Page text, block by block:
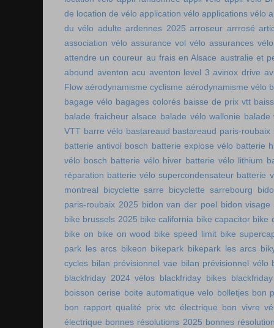
de location de vélo application vélo applications vélo
du vélo adulte ardennes 2025 arroseur arrrosé
association vélo assurance vol vélo assurances vélo
attendre un coureur au frais en Alsace australie et
abound aventon acu aventon level 3 avinox drive
Flow aérodynamisme cyclisme aérodynamisme vélo
bagage vélo bagages colorés baisse de prix vtt
balade fraicheur alsace balade vélo wallonie balade
VTT barre vélo bastareaud bastareaud paris-roubaix
batterie antivol bosch batterie explose vélo batterie
vélo bosch batterie vélo hiver batterie vélo lithium
réparation batterie vélo supercondensateur batterie
montreal
bicyclette sarre bicyclette sarrebourg
paris-roubaix 2025 bidon van der poel bidon visage
bike brussels 2025 bike california bike capacitor bike
bike on bike on wood bike speed limit bike
park les arcs bikeon bikepark bikepark les arcs
cycles bilan prévisionnel vae bilan prévisionnel vélo
blackfriday 2024 vélos blackfriday bikes
boisson cerise boite automatique velo bolletjes bon
bon rapport qualité prix vtc électrique bon vivre
électrique bonnes résolutions 2025 bonnes